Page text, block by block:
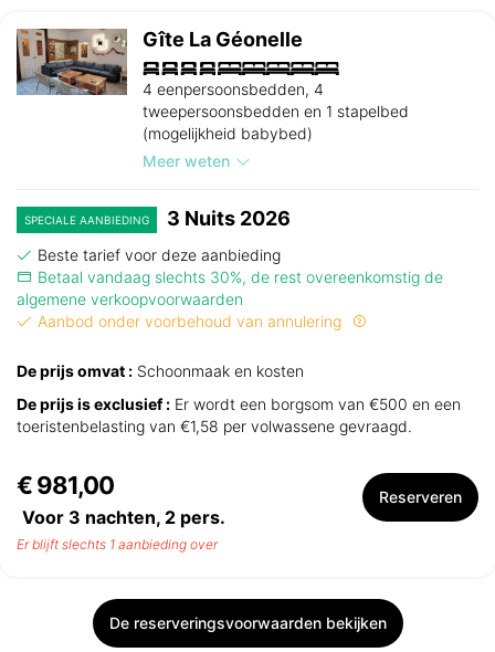
Gîte La Géonelle
4 eenpersoonsbedden, 4
tweepersoonsbedden en 1 stapelbed
(mogelijkheid babybed)
Meer weten
SPECIALE AANBIEDING 3 Nuits 2026
Beste tarief voor deze aanbieding
Betaal vandaag slechts 30%, de rest overeenkomstig de
algemene verkoopvoorwaarden
Aanbod onder voorbehoud van annulering
De prijs omvat : Schoonmaak en kosten
De prijs is exclusief : Er wordt een borgsom van €500 en een
toeristenbelasting van €1,58 per volwassene gevraagd.
€ 981,00
Voor 3 nachten, 2 pers.
Reserveren
Er blijft slechts 1 aanbieding over
De reserveringsvoorwaarden bekijken